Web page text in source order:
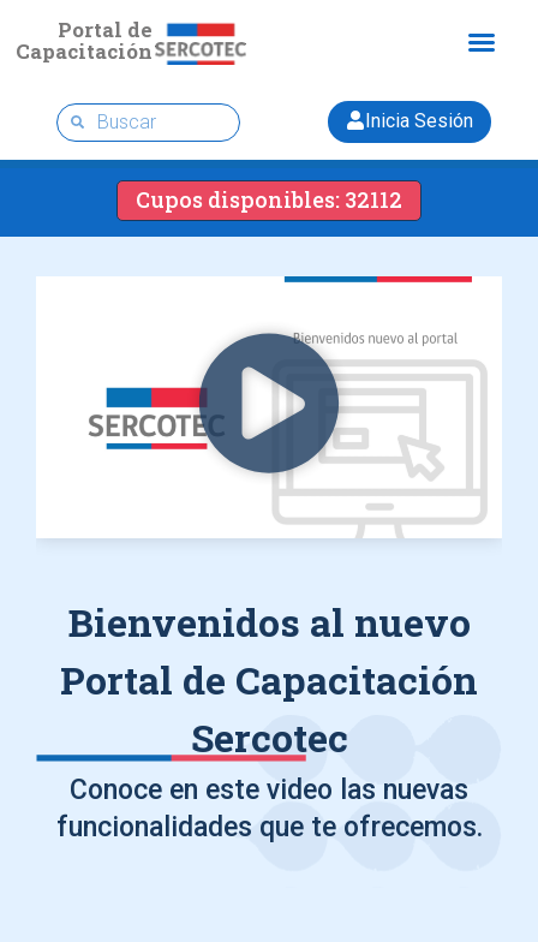
Portal de
Capacitación
Inicia Sesión
Cupos disponibles: 32112
Bienvenidos al nuevo
Portal de Capacitación
Sercotec
Conoce en este video las nuevas
funcionalidades que te ofrecemos.